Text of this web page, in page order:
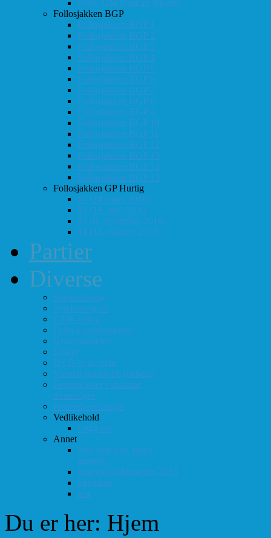
1996: GM Predrag Nikolic
Follosjakken BGP
Follosjakken BGP 1
Follosjakken BGP 2
Follosjakken BGP 3
Follosjakken BGP 4
Follosjakken BGP 5
Follosjakken BGP 6
Follosjakken BGP 7
Follosjakken BGP 8
Follosjakken BGP 9
Follosjakken BGP 10
Follosjakken BGP 11
Follosjakken BGP 12
Follosjakken BGP 13
Follosjakken BGP 14
Follosjakken BGP 15
Follosjakken GP Hurtig
#1 (24. mars 2018)
#2 (19. mai 2018)
#3 (8. september 2018)
#4 (13. oktober 2018)
Partier
Diverse
Støtteordning
Sjakkrating.no
FIDE-rating
Follo-kombinasjoner
Grasrotandelen
Linker
DVD-er til utlån
Virtuell sjakklubb (lichess)
Førsteplasser i eksterne
turneringer
Hedersbevisninger
Vedlikehold
Logg inn
Annet
Ikke helt som andre
muséer...
Intervju klubbmester 2013
Skjemaer
test
Du er her: Hjem